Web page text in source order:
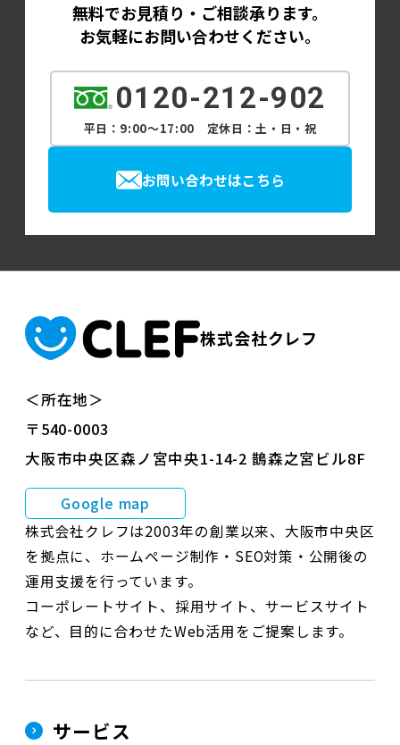
無料でお見積り・ご相談承ります。
お気軽にお問い合わせください。
0120-212-902
平日：9:00～17:00 定休日：土・日・祝
お問い合わせはこちら
株式会社クレフ
＜所在地＞
〒540-0003
大阪市中央区森ノ宮中央1-14-2 鵲森之宮ビル8F
Google map
株式会社クレフは2003年の創業以来、大阪市中央区
を拠点に、ホームページ制作・SEO対策・公開後の
運用支援を行っています。
コーポレートサイト、採用サイト、サービスサイト
など、目的に合わせたWeb活用をご提案します。
サービス